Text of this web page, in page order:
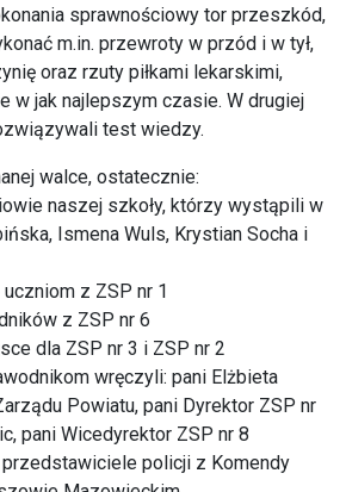
sprawnościowy tor przeszkód,
m.in. przewroty w przód i w tył,
oraz rzuty piłkami lekarskimi,
w jak najlepszym czasie. W drugiej
test wiedzy.
walce, ostatecznie:
naszej szkoły, którzy wystąpili w
Ismena Wuls, Krystian Socha i
uczniom z ZSP nr 1
z ZSP nr 6
dla ZSP nr 3 i ZSP nr 2
wręczyli: pani Elżbieta
Powiatu, pani Dyrektor ZSP nr
pani Wicedyrektor ZSP nr 8
przedstawiciele policji z Komendy